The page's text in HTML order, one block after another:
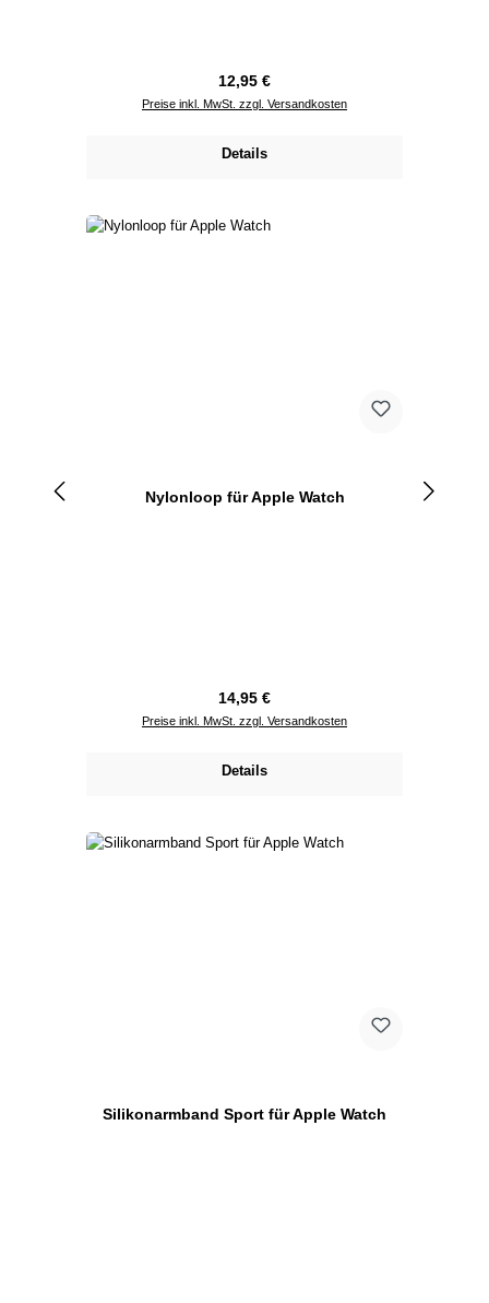
Regulärer Preis:
12,95 €
Preise inkl. MwSt. zzgl. Versandkosten
Details
Nylonloop für Apple Watch
Regulärer Preis:
14,95 €
Preise inkl. MwSt. zzgl. Versandkosten
Details
Silikonarmband Sport für Apple Watch